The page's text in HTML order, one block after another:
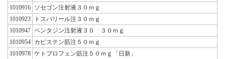
1010916 ソセゴン注射液３０ｍｇ
1010923
トスパリール注３０ｍｇ
1010947 ペンタジン注射液３０ ３０ｍｇ
1010954 カピステン筋注５０ｍｇ
1010978 ケトプロフェン筋注５０ｍｇ「日新」